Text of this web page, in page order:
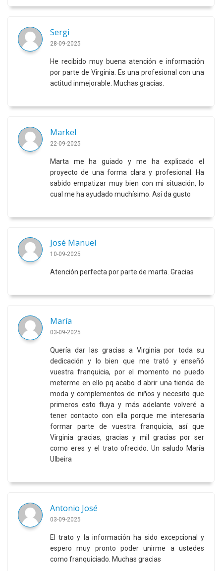
Sergi
28-09-2025
He recibido muy buena atención e información
por parte de Virginia. Es una profesional con una
actitud inmejorable. Muchas gracias.
Markel
22-09-2025
Marta me ha guiado y me ha explicado el
proyecto de una forma clara y profesional. Ha
sabido empatizar muy bien con mi situación, lo
cual me ha ayudado muchísimo. Así da gusto
José Manuel
10-09-2025
Atención perfecta por parte de marta. Gracias
María
03-09-2025
Quería dar las gracias a Virginia por toda su
dedicación y lo bien que me trató y enseñó
vuestra franquicia, por el momento no puedo
meterme en ello pq acabo d abrir una tienda de
moda y complementos de niños y necesito que
primeros esto fluya y más adelante volveré a
tener contacto con ella porque me interesaría
formar parte de vuestra franquicia, así que
Virginia gracias, gracias y mil gracias por ser
como eres y el trato ofrecido. Un saludo María
Ulbeira
Antonio José
03-09-2025
El trato y la información ha sido excepcional y
espero muy pronto poder unirme a ustedes
como franquiciado. Muchas gracias